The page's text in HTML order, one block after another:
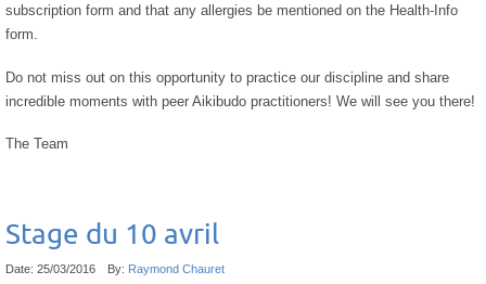
subscription form and that any allergies be mentioned on the Health-Info
form.
Do not miss out on this opportunity to practice our discipline and share
incredible moments with peer Aikibudo practitioners! We will see you there!
The Team
Stage du 10 avril
Date: 25/03/2016 By: Raymond Chauret